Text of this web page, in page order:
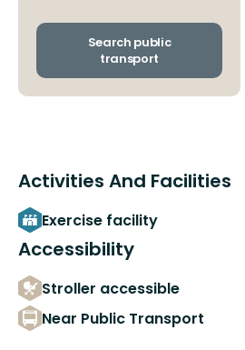
and
Search public
transport
Activities And Facilities
Exercise facility
Accessibility
Stroller accessible
Near Public Transport